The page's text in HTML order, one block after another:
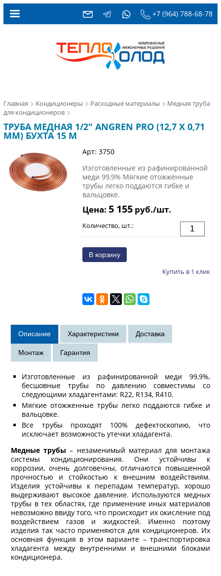
+7 (964) 788-68-78
Главная Кондиционеры Расходные материалы
Медная труба
для кондиционеров
ТРУБА МЕДНАЯ 1/2" ANGREN PRO (12,7 X 0,71
ММ) БУХТА 15 М
Арт: 3750
Изготовленные из рафинированной
меди 99,9% Мягкие отожженные
трубы легко поддаются гибке и
вальцовке.
Цена: 5 155руб./шт.
Количество, шт.:
Купить в 1 клик
Изготовленные из рафинированной меди 99,9%,
бесшовные трубы по давлению совместимы со
следующими хладагентами: R22, R134, R410.
Мягкие отожженные трубы легко поддаются гибке и
вальцовке.
Все трубы проходят 100% дефектоскопию, что
исключает возможность утечки хладагента.
Медные трубы – незаменимый материал для монтажа
системы кондиционирования. Они устойчивы к
коррозии, очень долговечны, отличаются повышенной
прочностью и стойкостью к внешним воздействиям.
Изделия устойчивы к перепадам температур, хорошо
выдерживают высокое давление. Используются медных
трубы в тех областях, где применение иных материалов
невозможно ввиду того, что происходит их окисление под
воздействием газов и жидкостей. Именно поэтому
изделия так часто применяются для кондиционеров. Их
основная функция в этом варианте – транспортировка
хладагента между внутренними и внешними блоками
кондиционера.